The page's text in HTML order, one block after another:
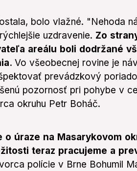
bolo vlažné. "Nehoda
uzdravenie. Zo
areálu boli dodržané
Vo všeobecnej rovine je
prevádzkový
pozornosť pri pohybe v
okruhu Petr Boháč.
o úraze na Masarykovom
teraz pracujeme a
polície v Brne Bohumil